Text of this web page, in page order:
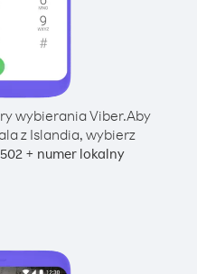
wybierania Viber.Aby
z Islandia, wybierz
502+ numer lokalny